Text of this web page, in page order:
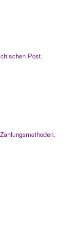
Post.